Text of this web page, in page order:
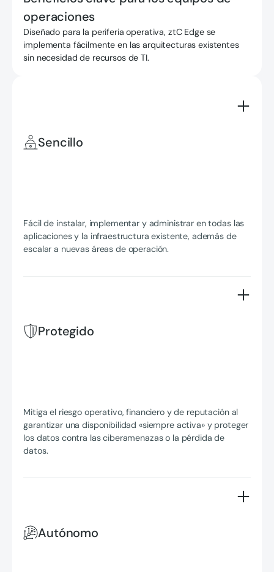
operaciones
Diseñado para la periferia operativa, ztC Edge se
implementa fácilmente en las arquitecturas existentes
sin necesidad de recursos de TI.
Sencillo
Fácil de instalar, implementar y administrar en todas las
aplicaciones y la infraestructura existente, además de
escalar a nuevas áreas de operación.
Protegido
Mitiga el riesgo operativo, financiero y de reputación al
garantizar una disponibilidad «siempre activa» y proteger
los datos contra las ciberamenazas o la pérdida de
datos.
Autónomo